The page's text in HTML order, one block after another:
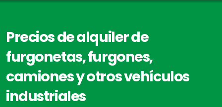
Precios de alquiler de
furgonetas, furgones,
camiones y otros vehículos
industriales